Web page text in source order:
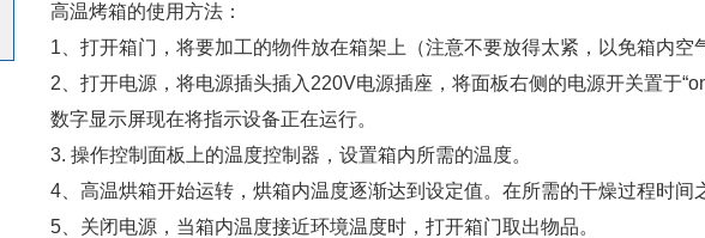
高温烤箱的使用方法：
1、打开箱门，将要加工的物件放在箱架上（注意不要放得太紧，以免箱内空
2、打开电源，将电源插头插入220V电源插座，将面板右侧的电源开关置于
数字显示屏现在将指示设备正在运行。
3. 操作控制面板上的温度控制器，设置箱内所需的温度。
4、高温烘箱开始运转，烘箱内温度逐渐达到设定值。在所需的干燥过程时间
5、关闭电源，当箱内温度接近环境温度时，打开箱门取出物品。